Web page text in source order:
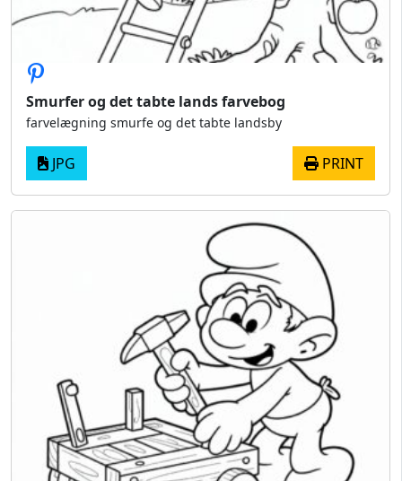
Smurfer og det tabte lands farvebog
farvelægning smurfe og det tabte landsby
JPG PRINT